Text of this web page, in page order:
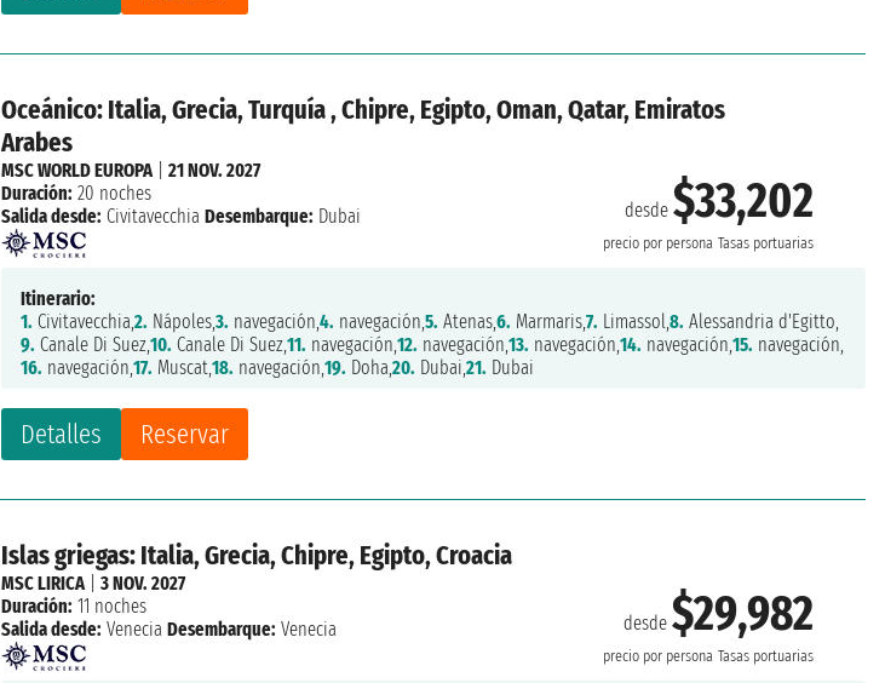
Oceánico: Italia, Grecia, Turquía , Chipre, Egipto, Oman, Qatar, Emiratos
Arabes
desde$33,202
precio por persona Tasas portuarias
Detalles Reservar
MSC WORLD EUROPA |21 NOV. 2027
Duración: 20 noches
Salida desde: Civitavecchia Desembarque: Dubai
Itinerario:
1. Civitavecchia,2. Nápoles,3. navegación,4. navegación,5. Atenas,6. Marmaris,7. Limassol,8. Alessandria d'Egitto,
9. Canale Di Suez,10. Canale Di Suez,11. navegación,12. navegación,13. navegación,14. navegación,15. navegación,
16. navegación,17. Muscat,18. navegación,19. Doha,20. Dubai,21. Dubai
Islas griegas: Italia, Grecia, Chipre, Egipto, Croacia
desde$29,982
precio por persona Tasas portuarias
MSC LIRICA |3 NOV. 2027
Duración: 11 noches
Salida desde: Venecia Desembarque: Venecia